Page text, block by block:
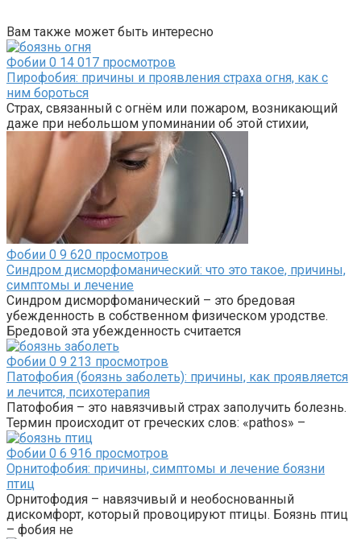
Вам также может быть интересно
Фобии 0 14 017 просмотров
Пирофобия: причины и проявления страха огня, как с
ним бороться
Страх, связанный с огнём или пожаром, возникающий
даже при небольшом упоминании об этой стихии,
Фобии 0 9 620 просмотров
Синдром дисморфоманический: что это такое, причины,
симптомы и лечение
Синдром дисморфоманический – это бредовая
убежденность в собственном физическом уродстве.
Бредовой эта убежденность считается
Фобии 0 9 213 просмотров
Патофобия (боязнь заболеть): причины, как проявляется
и лечится, психотерапия
Патофобия – это навязчивый страх заполучить болезнь.
Термин происходит от греческих слов: «pathos» –
Фобии 0 6 916 просмотров
Орнитофобия: причины, симптомы и лечение боязни
птиц
Орнитофодия – навязчивый и необоснованный
дискомфорт, который провоцируют птицы. Боязнь птиц
– фобия не